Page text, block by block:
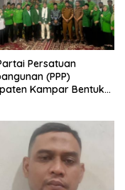
Persatuan
(PPP)
Kampar Bentuk